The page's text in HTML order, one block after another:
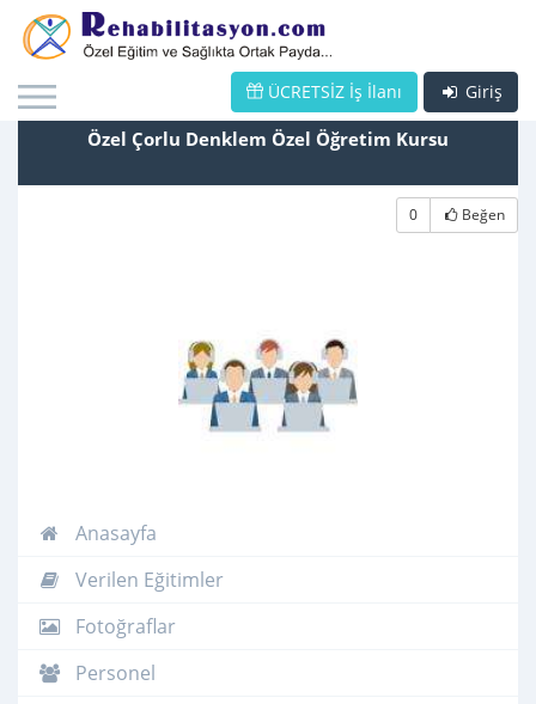
Giriş
ÜCRETSİZ İş İlanı
Özel Çorlu Denklem Özel Öğretim Kursu
0 Beğen
Anasayfa
Verilen Eğitimler
Fotoğraflar
Personel